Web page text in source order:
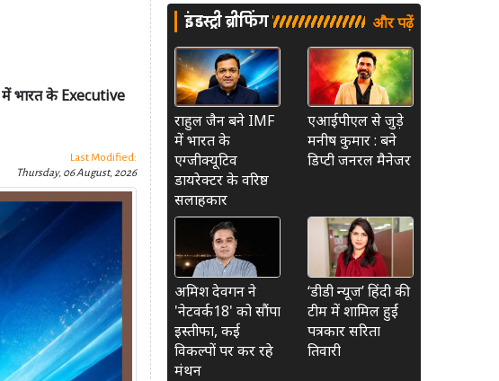
में भारत के Executive
Last Modified:
Thursday, 06 August, 2026
इंडस्ट्री ब्रीफिंग और पढ़ें
राहुल जैन बने IMF
में भारत के
एग्जीक्यूटिव
डायरेक्टर के वरिष्ठ
सलाहकार
एआईपीएल से जुड़े
मनीष कुमार : बने
डिप्टी जनरल मैनेजर
अमिश देवगन ने
'नेटवर्क18' को सौंपा
इस्तीफा, कई
विकल्पों पर कर रहे
मंथन
‘डीडी न्यूज’ हिंदी की
टीम में शामिल हुईं
पत्रकार सरिता
तिवारी